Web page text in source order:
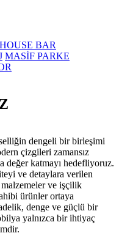
HOUSE BAR
MASİF PARKE
dengeli bir birleşimi
çizgileri zamansız
değer katmayı hedefliyoruz.
ve detaylara verilen
ve işçilik
ürünler ortaya
denge ve güçlü bir
yalnızca bir ihtiyaç